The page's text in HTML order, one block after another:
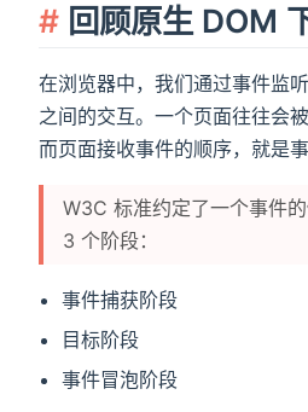
回顾原生 DOM
在浏览器中，我们通过事件监
之间的交互。一个页面往往会
而页面接收事件的顺序，就是事
W3C 标准约定了一个事件
3 个阶段：
事件捕获阶段
目标阶段
事件冒泡阶段